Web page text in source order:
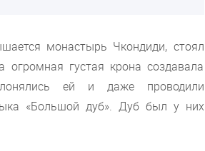
монастырь Чкондиди, стоял
густая крона создавала
ей и даже проводили
«Большой дуб». Дуб был у них